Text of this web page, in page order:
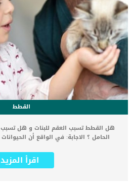
القطط
هل القطط تسبب العقم للبنات و هل
الحامل ؟ الاجابة: في الواقع أن
لكن اسمها العلمي هو داء المقوسات أو
تحدث في ظروف معينة. تأثير تربية القطط
اقرأ المزيد